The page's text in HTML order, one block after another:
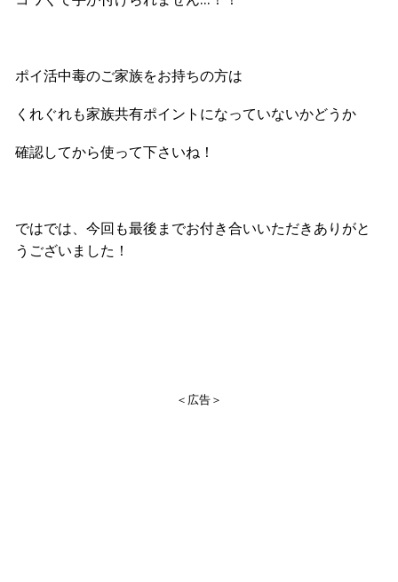
ポイ活中毒のご家族をお持ちの方は
くれぐれも家族共有ポイントになっていないかどうか
確認してから使って下さいね！
ではでは、今回も最後までお付き合いいただきありがと
うございました！
＜広告＞